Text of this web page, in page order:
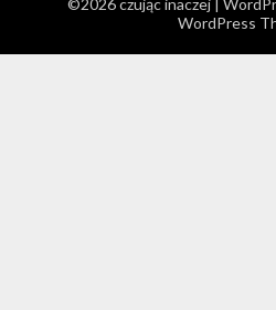
©2026 czując inaczej |
WordPress